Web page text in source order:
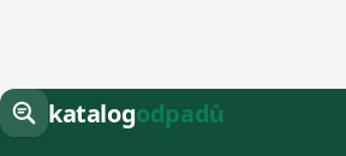
katalogodpadů